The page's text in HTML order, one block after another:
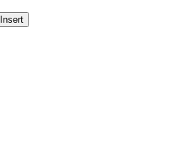
Insert